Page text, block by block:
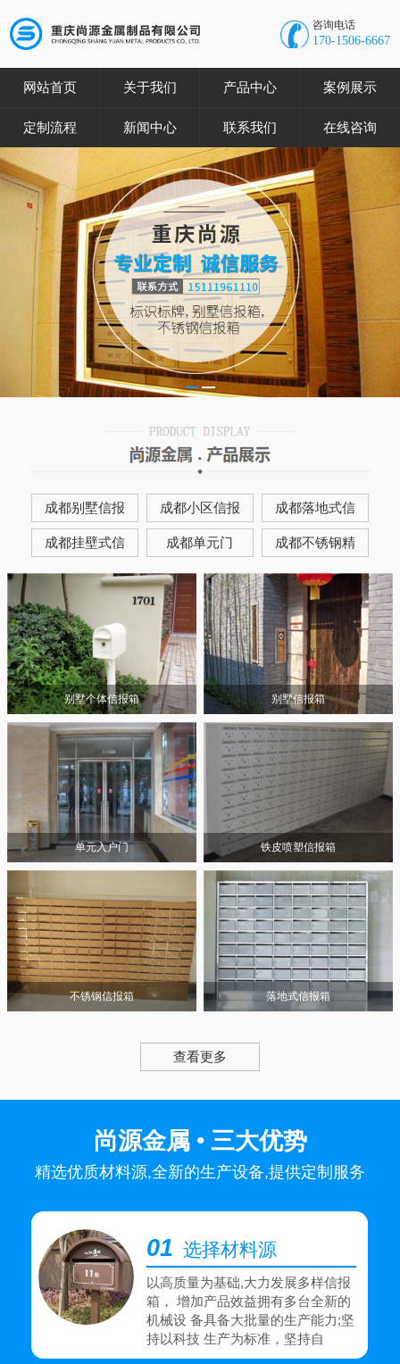
咨询电话
170-1506-6667
网站首页 关于我们 产品中心 案例展示
定制流程 新闻中心 联系我们 在线咨询
成都别墅信报 成都小区信报 成都落地式信
成都挂壁式信 成都单元门 成都不锈钢精
别墅个体信报箱 别墅信报箱
单元入户门 铁皮喷塑信报箱
不锈钢信报箱 落地式信报箱
查看更多
尚源金属 • 三大优势
精选优质材料源,全新的生产设备,提供定制服务
01 选择材料源
以高质量为基础,大力发展多样信报
箱， 增加产品效益拥有多台全新的
机械设 备具备大批量的生产能力;坚
持以科技 生产为标准，坚持自